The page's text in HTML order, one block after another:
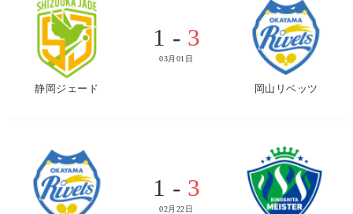
静岡ジェード
1 - 3
03月01日
岡山リベッツ
1 - 3
02月22日